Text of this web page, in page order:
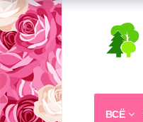
ВСЁ